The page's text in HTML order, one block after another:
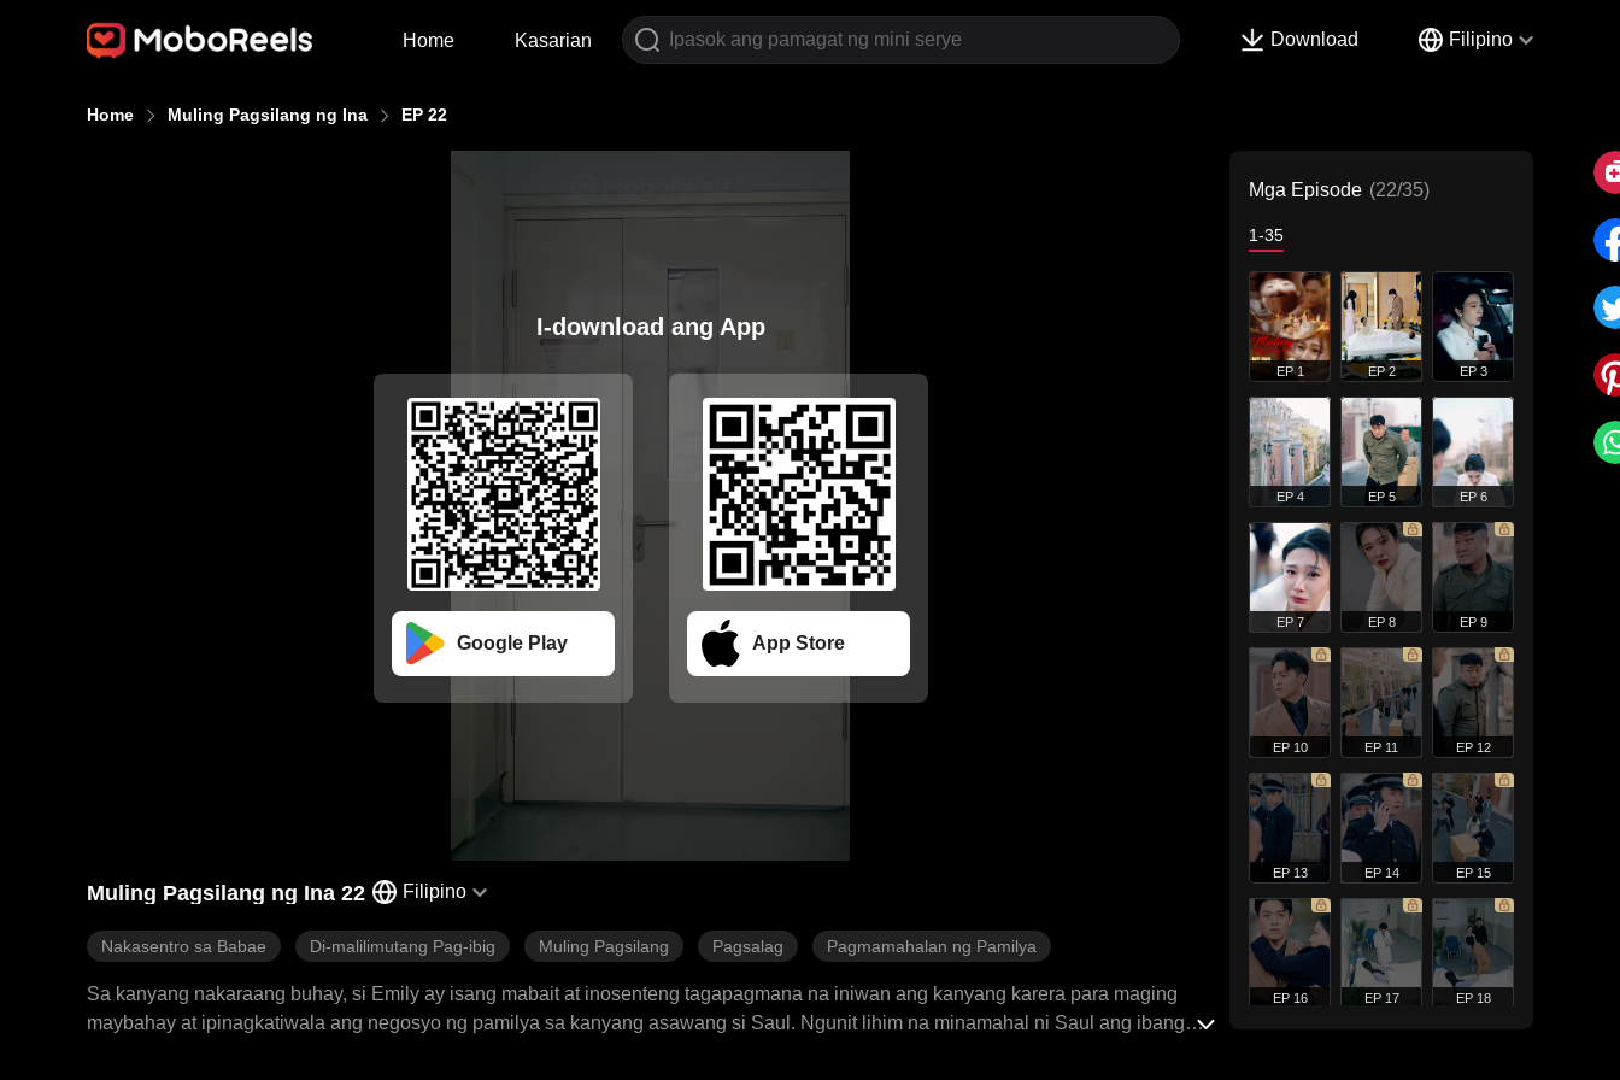
Home Kasarian Download Filipino
Home Muling Pagsilang ng Ina EP 22
I-download ang App
Google Play App Store
Muling Pagsilang ng Ina 22 Filipino
Nakasentro sa Babae Di-malilimutang Pag-ibig Muling Pagsilang Pagsalag Pagmamahalan ng Pamilya
Sa kanyang nakaraang buhay, si Emily ay isang mabait at inosenteng tagapagmana na iniwan ang kanyang karera para maging
maybahay at ipinagkatiwala ang negosyo ng pamilya sa kanyang asawang si Saul. Ngunit lihim na minamahal ni Saul ang ibang
Mga Episode (22/35)
1-35
EP 1 EP 2 EP 3
EP 4 EP 5 EP 6
EP 7 EP 8 EP 9
EP 10 EP 11 EP 12
EP 13 EP 14 EP 15
EP 16 EP 17 EP 18